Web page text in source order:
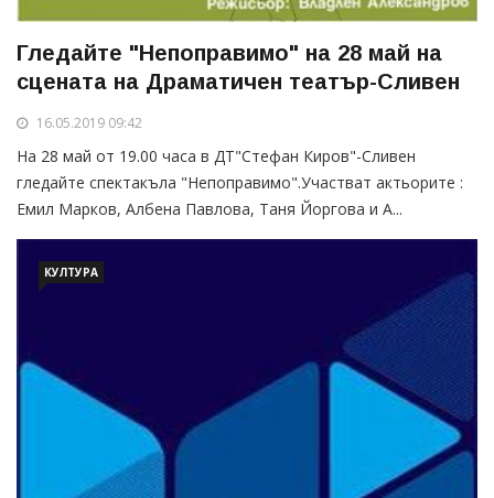
Гледайте "Непоправимо" на 28 май на
сцената на Драматичен театър-Сливен
16.05.2019 09:42
На 28 май от 19.00 часа в ДТ"Стефан Киров"-Сливен
гледайте спектакъла "Непоправимо".Участват актьорите :
Емил Марков, Албена Павлова, Таня Йоргова и А...
КУЛТУРА